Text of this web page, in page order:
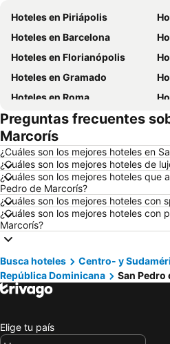
Hoteles en Piriápolis
Hoteles en Barcelona
Hoteles en Florianópolis
Hoteles en Gramado
Hoteles en Roma
Hoteles en San Carlos de Bariloche
Hoteles en Maceió
Hoteles en Ámsterdam
Hoteles en Maragogi
Hoteles en Brasil
Hoteles en Uruguay
Hoteles en Argentina
Hoteles en Rocha
Hoteles en Asturias
Hoteles en Salto
Hoteles en Colombia
Preguntas frecuentes
Marcorís
¿Cuáles son los mejores hoteles en
¿Cuáles son los mejores hoteles de
¿Cuáles son los mejores hoteles que
Pedro de Marcorís?
¿Cuáles son los mejores hoteles con
¿Cuáles son los mejores hoteles con
Marcorís?
Busca hoteles
Centro- y
República Dominicana
San Pedro
Elige tu país